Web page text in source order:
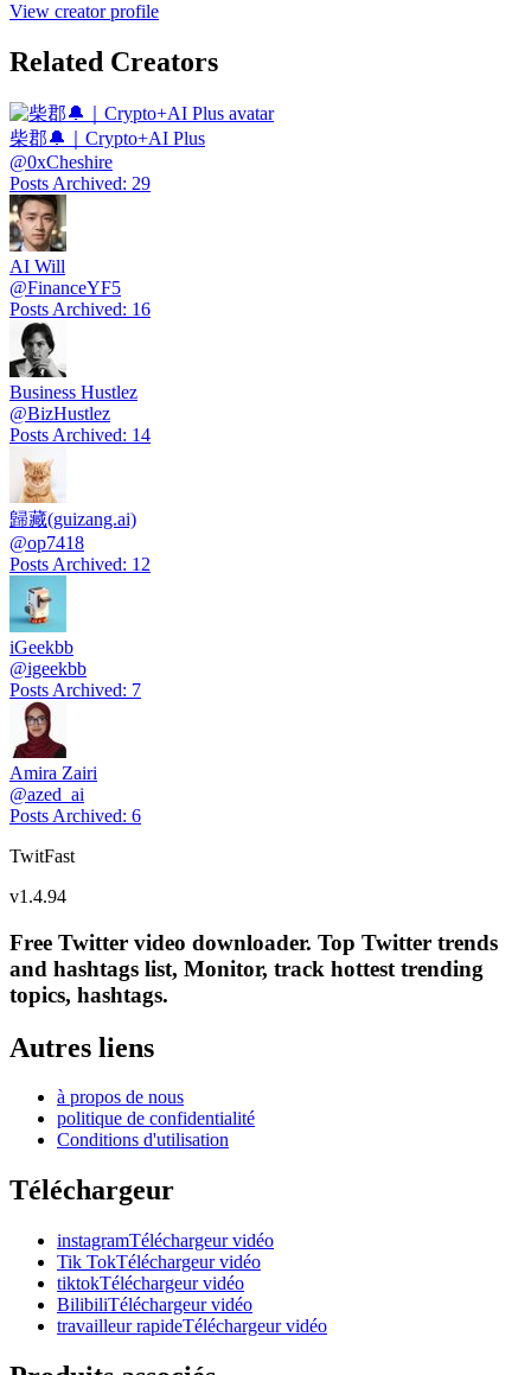
View creator profile
Related Creators
柴郡🔔｜Crypto+AI Plus
@0xCheshire
Posts Archived: 29
AI Will
@FinanceYF5
Posts Archived: 16
Business Hustlez
@BizHustlez
Posts Archived: 14
歸藏(guizang.ai)
@op7418
Posts Archived: 12
iGeekbb
@igeekbb
Posts Archived: 7
Amira Zairi
@azed_ai
Posts Archived: 6
TwitFast
v1.4.94
Free Twitter video downloader. Top Twitter trends
and hashtags list, Monitor, track hottest trending
topics, hashtags.
Autres liens
à propos de nous
politique de confidentialité
Conditions d'utilisation
Téléchargeur
instagramTéléchargeur vidéo
Tik TokTéléchargeur vidéo
tiktokTéléchargeur vidéo
BilibiliTéléchargeur vidéo
travailleur rapideTéléchargeur vidéo